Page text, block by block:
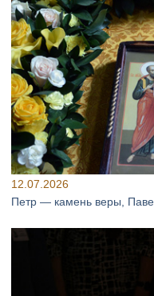
12.07.2026
Петр — камень веры,